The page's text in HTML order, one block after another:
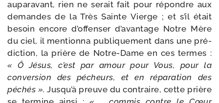
aupa­ra­vant, rien ne serait fait pour répondre aux
demandes de la Très Sainte Vierge ; et s’il était
besoin encore d’of­fen­ser d’a­van­tage Notre Mère
du ciel, il men­tion­na publi­que­ment dans une pré­
dic­tion, la prière de Notre-​Dame en ces termes :
« Ô Jésus, c’est par amour pour Vous, pour la
conver­sion des pécheurs, et en répa­ra­tion des
péchés ». Jusqu’à preuve du contraire, cette prière